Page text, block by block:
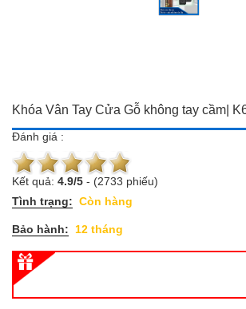
0934 101 399
Khóa Vân Tay Cửa Gỗ không tay cầm|
Đánh giá :
Kết quả: 4.9/5 - (2733 phiếu)
Tình trạng: Còn hàng
Bảo hành: 12 tháng